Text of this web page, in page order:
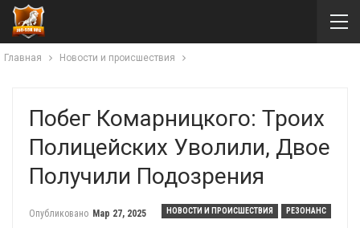
Главная Новости и происшествия
Побег Комарницкого: Троих
Полицейских Уволили, Двое
Получили Подозрения
НОВОСТИ И ПРОИСШЕСТВИЯ РЕЗОНАНС
Опубликовано Мар 27, 2025